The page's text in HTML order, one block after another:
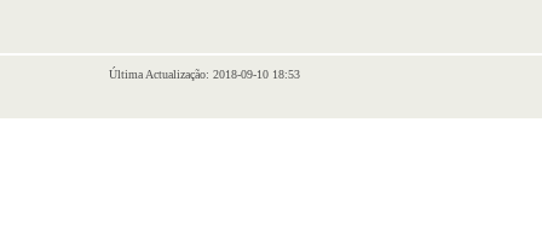
Última Actualização: 2018-09-10 18:53